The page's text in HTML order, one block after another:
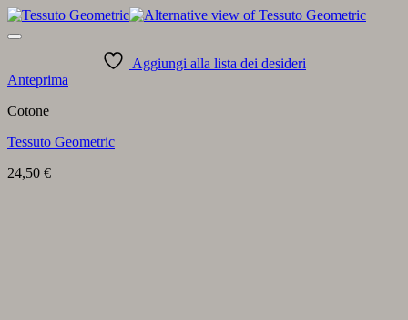
Aggiungi alla lista dei desideri
Anteprima
Cotone
Tessuto Geometric
24,50 €